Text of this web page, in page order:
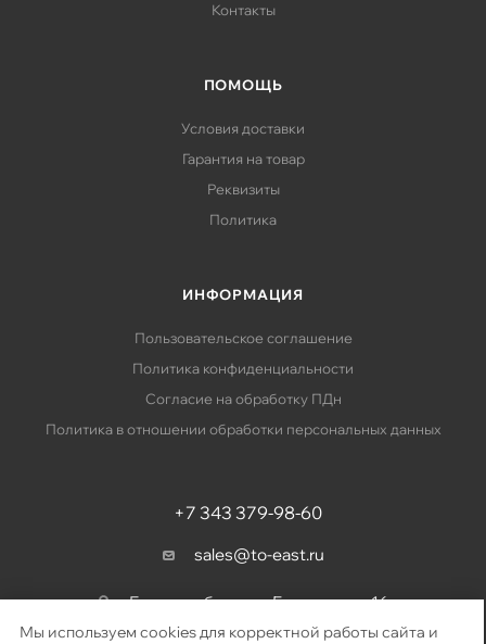
Мы используем cookies для корректной работы сайта и
Контакты
ПОМОЩЬ
Условия доставки
Гарантия на товар
Реквизиты
Политика
ИНФОРМАЦИЯ
Пользовательское соглашение
Политика конфиденциальности
Согласие на обработку ПДн
Политика в отношении обработки персональных данных
+7 343 379-98-60
sales@to-east.ru
Екатеринбург, ул. Барвинка, д. 16